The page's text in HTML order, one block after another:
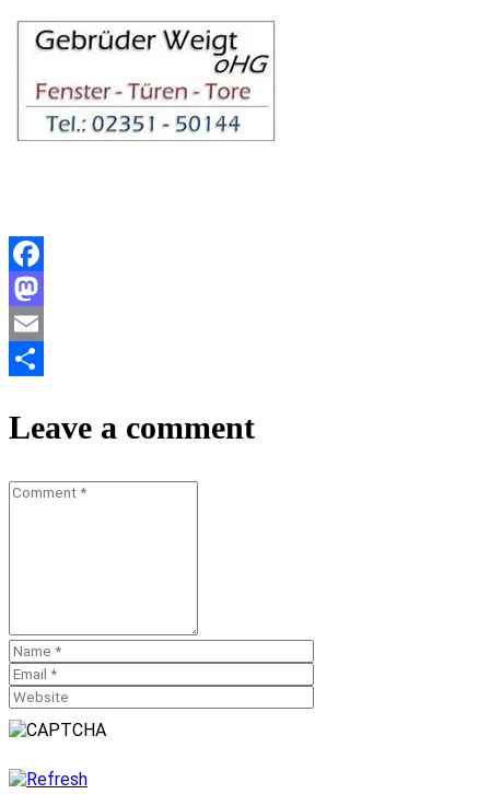
Facebook
Mastodon
Email
Leave a comment